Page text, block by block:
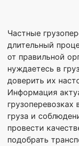
Частные
длительный
от правильной
нуждаетесь в
доверить их
Информация
груза и
провести
подобрать